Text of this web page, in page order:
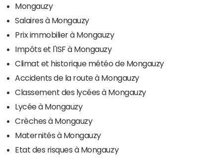
Mongauzy
Salaires à Mongauzy
Prix immobilier à Mongauzy
Impôts et l'ISF à Mongauzy
Climat et historique météo de Mongauzy
Accidents de la route à Mongauzy
Classement des lycées à Mongauzy
Lycée à Mongauzy
Crèches à Mongauzy
Maternités à Mongauzy
Etat des risques à Mongauzy